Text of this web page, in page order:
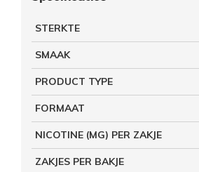
STERKTE
SMAAK
PRODUCT TYPE
FORMAAT
NICOTINE (MG) PER ZAKJE
ZAKJES PER BAKJE